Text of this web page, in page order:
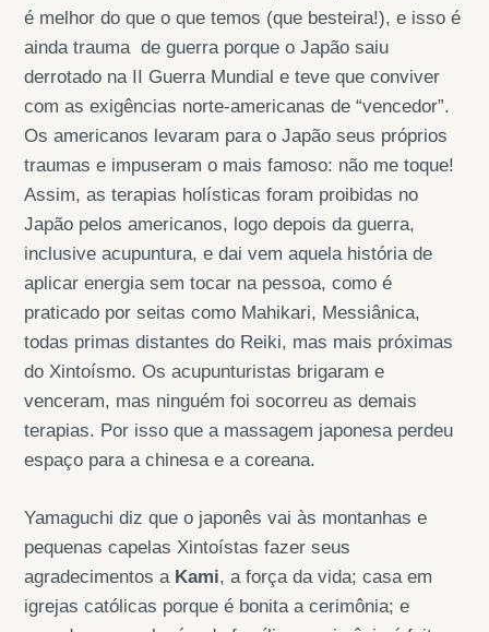
é melhor do que o que temos (que besteira!), e isso é
ainda trauma de guerra porque o Japão saiu
derrotado na II Guerra Mundial e teve que conviver
com as exigências norte-americanas de “vencedor”.
Os americanos levaram para o Japão seus próprios
traumas e impuseram o mais famoso: não me toque!
Assim, as terapias holísticas foram proibidas no
Japão pelos americanos, logo depois da guerra,
inclusive acupuntura, e dai vem aquela história de
aplicar energia sem tocar na pessoa, como é
praticado por seitas como Mahikari, Messiânica,
todas primas distantes do Reiki, mas mais próximas
do Xintoísmo. Os acupunturistas brigaram e
venceram, mas ninguém foi socorreu as demais
terapias. Por isso que a massagem japonesa perdeu
espaço para a chinesa e a coreana.
Yamaguchi diz que o japonês vai às montanhas e
pequenas capelas Xintoístas fazer seus
agradecimentos a Kami, a força da vida; casa em
igrejas católicas porque é bonita a cerimônia; e